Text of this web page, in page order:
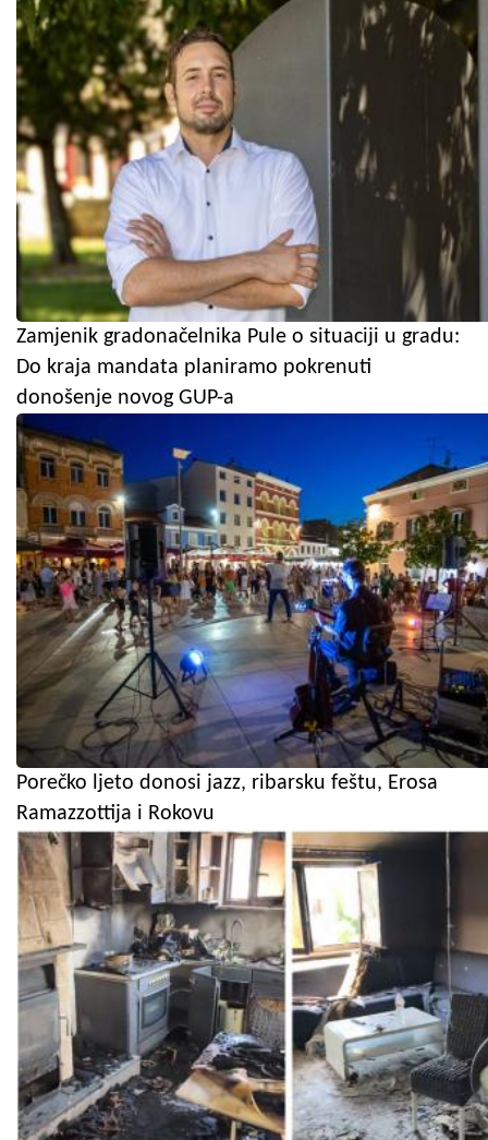
Zamjenik gradonačelnika Pule o situaciji u gradu:
Do kraja mandata planiramo pokrenuti
donošenje novog GUP-a
Porečko ljeto donosi jazz, ribarsku feštu, Erosa
Ramazzottija i Rokovu